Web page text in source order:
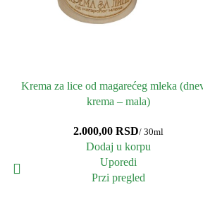
Krema za lice od magarećeg mleka
krema – mala)
RSD
Dodaj u korpu
Uporedi
Przi pregled